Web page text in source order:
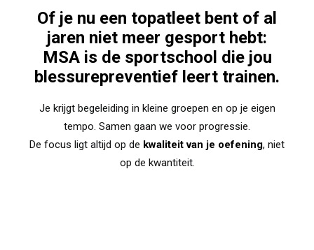
Of je nu een topatleet bent of al
jaren niet meer gesport hebt:
MSA is de sportschool die jou
blessurepreventief leert trainen.
Je krijgt begeleiding in kleine groepen en op je eigen
tempo. Samen gaan we voor progressie.
De focus ligt altijd op de kwaliteit van je oefening, niet
op de kwantiteit.